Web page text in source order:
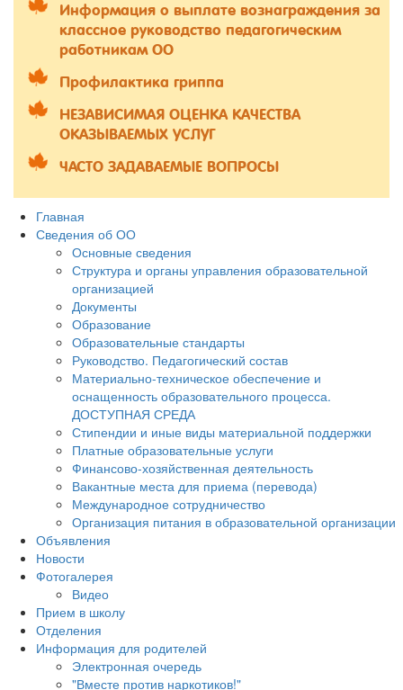
Информация о выплате вознаграждения за
классное руководство педагогическим
работникам ОО
Профилактика гриппа
НЕЗАВИСИМАЯ ОЦЕНКА КАЧЕСТВА
ОКАЗЫВАЕМЫХ УСЛУГ
ЧАСТО ЗАДАВАЕМЫЕ ВОПРОСЫ
Главная
Сведения об ОО
Основные сведения
Структура и органы управления образовательной
организацией
Документы
Образование
Образовательные стандарты
Руководство. Педагогический состав
Материально-техническое обеспечение и
оснащенность образовательного процесса.
ДОСТУПНАЯ СРЕДА
Стипендии и иные виды материальной поддержки
Платные образовательные услуги
Финансово-хозяйственная деятельность
Вакантные места для приема (перевода)
Международное сотрудничество
Организация питания в образовательной организации
Объявления
Новости
Фотогалерея
Видео
Прием в школу
Отделения
Информация для родителей
Электронная очередь
"Вместе против наркотиков!"